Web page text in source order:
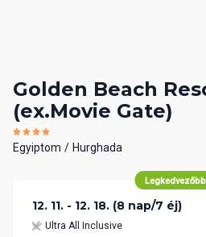
Golden Beach
(ex.Movie Gate)
Egyiptom Hurghada
12. 11. - 12. 18. (8 nap/7 éj)
Ultra All Inclusive